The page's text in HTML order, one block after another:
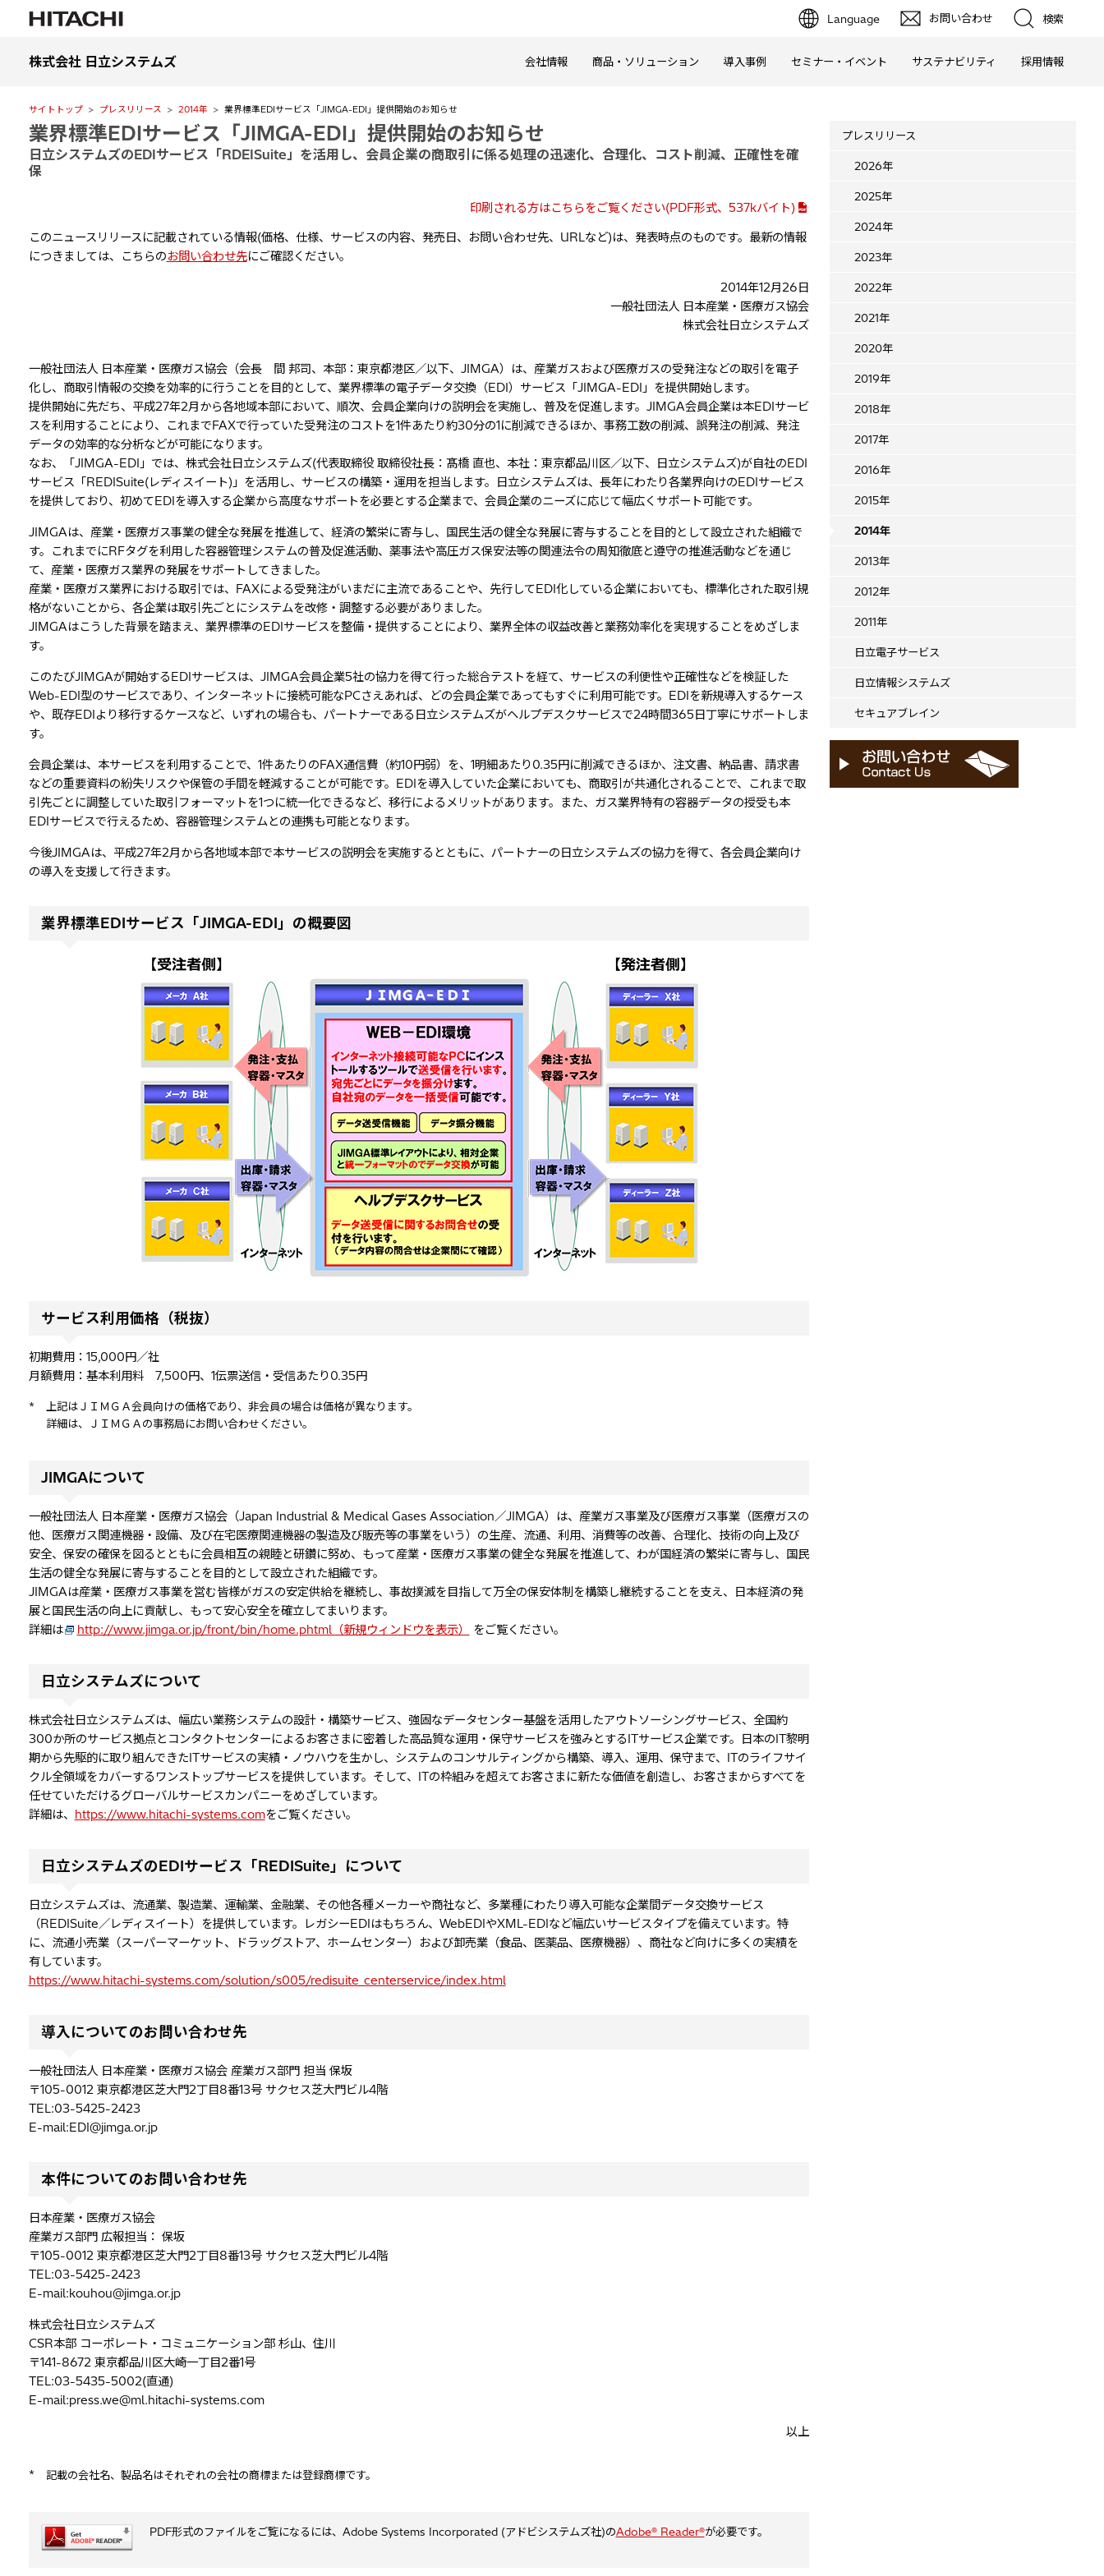
Language お問い合わせ 検索
株式会社 日立システムズ 会社情報 商品・ソリューション 導入事例 セミナー・イベント サステナビリティ 採用情報
サイトトップ プレスリリース 2014年 業界標準EDIサービス「JIMGA-EDI」提供開始のお知らせ
業界標準EDIサービス「JIMGA-EDI」提供開始のお知らせ
日立システムズのEDIサービス「RDEISuite」を活用し、会員企業の商取引に係る処理の迅速化、合理化、コスト削減、正確性を確
保
印刷される方はこちらをご覧ください(PDF形式、537kバイト)
このニュースリリースに記載されている情報(価格、仕様、サービスの内容、発売日、お問い合わせ先、URLなど)は、発表時点のものです。最新の情報
につきましては、こちらのお問い合わせ先にご確認ください。
2014年12月26日
一般社団法人 日本産業・医療ガス協会
株式会社日立システムズ
一般社団法人 日本産業・医療ガス協会（会長 間 邦司、本部：東京都港区／以下、JIMGA）は、産業ガスおよび医療ガスの受発注などの取引を電子
化し、商取引情報の交換を効率的に行うことを目的として、業界標準の電子データ交換（EDI）サービス「JIMGA-EDI」を提供開始します。
提供開始に先だち、平成27年2月から各地域本部において、順次、会員企業向けの説明会を実施し、普及を促進します。JIMGA会員企業は本EDIサービ
スを利用することにより、これまでFAXで行っていた受発注のコストを1件あたり約30分の1に削減できるほか、事務工数の削減、誤発注の削減、発注
データの効率的な分析などが可能になります。
なお、「JIMGA-EDI」では、株式会社日立システムズ(代表取締役 取締役社長：髙橋 直也、本社：東京都品川区／以下、日立システムズ)が自社のEDI
サービス「REDISuite(レディスイート)」を活用し、サービスの構築・運用を担当します。日立システムズは、長年にわたり各業界向けのEDIサービス
を提供しており、初めてEDIを導入する企業から高度なサポートを必要とする企業まで、会員企業のニーズに応じて幅広くサポート可能です。
JIMGAは、産業・医療ガス事業の健全な発展を推進して、経済の繁栄に寄与し、国民生活の健全な発展に寄与することを目的として設立された組織で
す。これまでにRFタグを利用した容器管理システムの普及促進活動、薬事法や高圧ガス保安法等の関連法令の周知徹底と遵守の推進活動などを通じ
て、産業・医療ガス業界の発展をサポートしてきました。
産業・医療ガス業界における取引では、FAXによる受発注がいまだに主流であることや、先行してEDI化している企業においても、標準化された取引規
格がないことから、各企業は取引先ごとにシステムを改修・調整する必要がありました。
JIMGAはこうした背景を踏まえ、業界標準のEDIサービスを整備・提供することにより、業界全体の収益改善と業務効率化を実現することをめざしま
す。
このたびJIMGAが開始するEDIサービスは、JIMGA会員企業5社の協力を得て行った総合テストを経て、サービスの利便性や正確性などを検証した
Web-EDI型のサービスであり、インターネットに接続可能なPCさえあれば、どの会員企業であってもすぐに利用可能です。EDIを新規導入するケース
や、既存EDIより移行するケースなど、いずれの場合も、パートナーである日立システムズがヘルプデスクサービスで24時間365日丁寧にサポートしま
す。
会員企業は、本サービスを利用することで、1件あたりのFAX通信費（約10円弱）を、1明細あたり0.35円に削減できるほか、注文書、納品書、請求書
などの重要資料の紛失リスクや保管の手間を軽減することが可能です。EDIを導入していた企業においても、商取引が共通化されることで、これまで取
引先ごとに調整していた取引フォーマットを1つに統一化できるなど、移行によるメリットがあります。また、ガス業界特有の容器データの授受も本
EDIサービスで行えるため、容器管理システムとの連携も可能となります。
今後JIMGAは、平成27年2月から各地域本部で本サービスの説明会を実施するとともに、パートナーの日立システムズの協力を得て、各会員企業向け
の導入を支援して行きます。
業界標準EDIサービス「JIMGA-EDI」の概要図
サービス利用価格（税抜）
初期費用：15,000円／社
月額費用：基本利用料 7,500円、1伝票送信・受信あたり0.35円
*
上記はＪＩＭＧＡ会員向けの価格であり、非会員の場合は価格が異なります。
詳細は、ＪＩＭＧＡの事務局にお問い合わせください。
JIMGAについて
一般社団法人 日本産業・医療ガス協会（Japan Industrial & Medical Gases Association／JIMGA）は、産業ガス事業及び医療ガス事業（医療ガスの
他、医療ガス関連機器・設備、及び在宅医療関連機器の製造及び販売等の事業をいう）の生産、流通、利用、消費等の改善、合理化、技術の向上及び
安全、保安の確保を図るとともに会員相互の親睦と研鑽に努め、もって産業・医療ガス事業の健全な発展を推進して、わが国経済の繁栄に寄与し、国民
生活の健全な発展に寄与することを目的として設立された組織です。
JIMGAは産業・医療ガス事業を営む皆様がガスの安定供給を継続し、事故撲滅を目指して万全の保安体制を構築し継続することを支え、日本経済の発
展と国民生活の向上に貢献し、もって安心安全を確立してまいります。
詳細は
http://www.jimga.or.jp/front/bin/home.phtml（新規ウィンドウを表示） をご覧ください。
日立システムズについて
株式会社日立システムズは、幅広い業務システムの設計・構築サービス、強固なデータセンター基盤を活用したアウトソーシングサービス、全国約
300か所のサービス拠点とコンタクトセンターによるお客さまに密着した高品質な運用・保守サービスを強みとするITサービス企業です。日本のIT黎明
期から先駆的に取り組んできたITサービスの実績・ノウハウを生かし、システムのコンサルティングから構築、導入、運用、保守まで、ITのライフサイ
クル全領域をカバーするワンストップサービスを提供しています。そして、ITの枠組みを超えてお客さまに新たな価値を創造し、お客さまからすべてを
任せていただけるグローバルサービスカンパニーをめざしています。
詳細は、
https://www.hitachi-systems.comをご覧ください。
日立システムズのEDIサービス「REDISuite」について
日立システムズは、流通業、製造業、運輸業、金融業、その他各種メーカーや商社など、多業種にわたり導入可能な企業間データ交換サービス
（REDISuite／レディスイート）を提供しています。レガシーEDIはもちろん、WebEDIやXML-EDIなど幅広いサービスタイプを備えています。特
に、流通小売業（スーパーマーケット、ドラッグストア、ホームセンター）および卸売業（食品、医薬品、医療機器）、商社など向けに多くの実績を
有しています。
https://www.hitachi-systems.com/solution/s005/redisuite_centerservice/index.html
導入についてのお問い合わせ先
一般社団法人 日本産業・医療ガス協会 産業ガス部門 担当 保坂
〒105-0012 東京都港区芝大門2丁目8番13号 サクセス芝大門ビル4階
TEL:03-5425-2423
E-mail:EDI@jimga.or.jp
本件についてのお問い合わせ先
日本産業・医療ガス協会
産業ガス部門 広報担当： 保坂
〒105-0012 東京都港区芝大門2丁目8番13号 サクセス芝大門ビル4階
TEL:03-5425-2423
E-mail:kouhou@jimga.or.jp
株式会社日立システムズ
CSR本部 コーポレート・コミュニケーション部 杉山、住川
〒141-8672 東京都品川区大崎一丁目2番1号
TEL:03-5435-5002(直通)
E-mail:press.we@ml.hitachi-systems.com
以上
* 記載の会社名、製品名はそれぞれの会社の商標または登録商標です。
PDF形式のファイルをご覧になるには、Adobe Systems Incorporated (アドビシステムズ社)のAdobe® Reader®が必要です。
プレスリリース
2026年
2025年
2024年
2023年
2022年
2021年
2020年
2019年
2018年
2017年
2016年
2015年
2014年
2013年
2012年
2011年
日立電子サービス
日立情報システムズ
セキュアブレイン